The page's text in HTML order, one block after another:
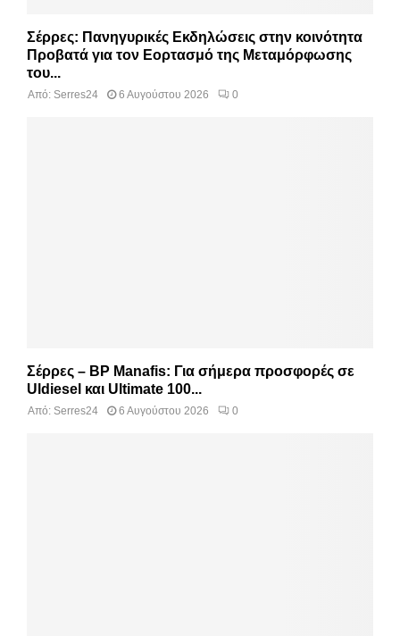
Σέρρες: Πανηγυρικές Εκδηλώσεις στην κοινότητα
Προβατά για τον Εορτασμό της Μεταμόρφωσης
του...
Από: Serres24 6 Αυγούστου 2026 0
Σέρρες – BP Manafis: Για σήμερα προσφορές σε
Uldiesel και Ultimate 100...
Από: Serres24 6 Αυγούστου 2026 0